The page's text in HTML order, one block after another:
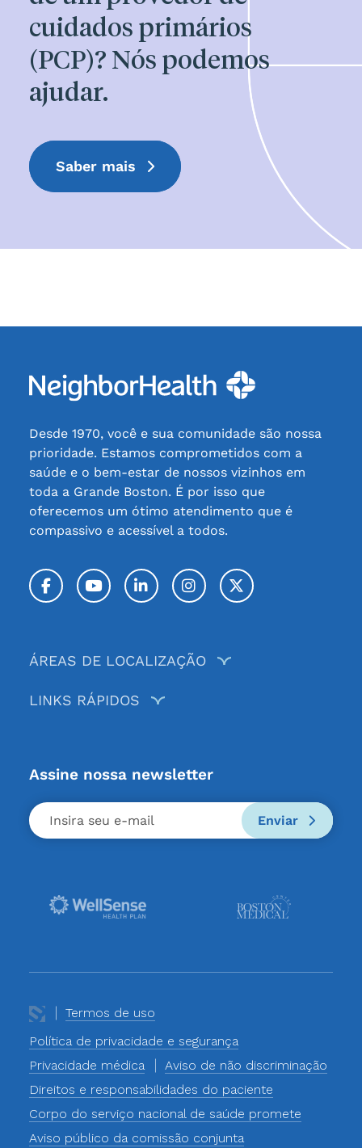
cuidados primários
(PCP)? Nós podemos
ajudar.
Saber mais
Desde 1970, você e sua comunidade são nossa
prioridade. Estamos comprometidos com a
saúde e o bem-estar de nossos vizinhos em
toda a Grande Boston. É por isso que
oferecemos um ótimo atendimento que é
compassivo e acessível a todos.
FacebookYouTubeLinkedInInstagramTwitter / X
ÁREAS DE LOCALIZAÇÃO
LINKS RÁPIDOS
Assine nossa newsletter
Enviar
Termos de uso
Política de privacidade e segurança
Privacidade médica
Aviso de não discriminação
Direitos e responsabilidades do paciente
Corpo do serviço nacional de saúde promete
Aviso público da comissão conjunta